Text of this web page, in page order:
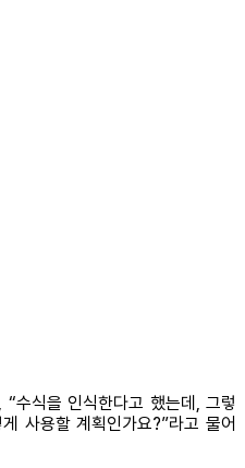
수식을 인식한다고 했는데, 그렇
사용할 계획인가요?”라고 물어